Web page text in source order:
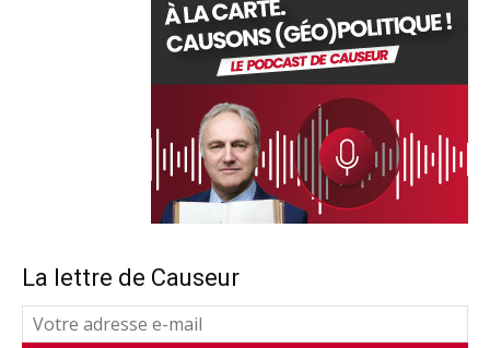
La lettre de Causeur